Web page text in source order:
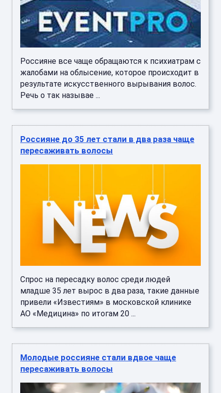
Россияне все чаще обращаются к психиатрам с
жалобами на облысение, которое происходит в
результате искусственного вырывания волос.
Речь о так называе ...
Россияне до 35 лет стали в два раза чаще
пересаживать волосы
Спрос на пересадку волос среди людей
младше 35 лет вырос в два раза, такие данные
привели «Известиям» в московской клинике
АО «Медицина» по итогам 20 ...
Молодые россияне стали вдвое чаще
пересаживать волосы